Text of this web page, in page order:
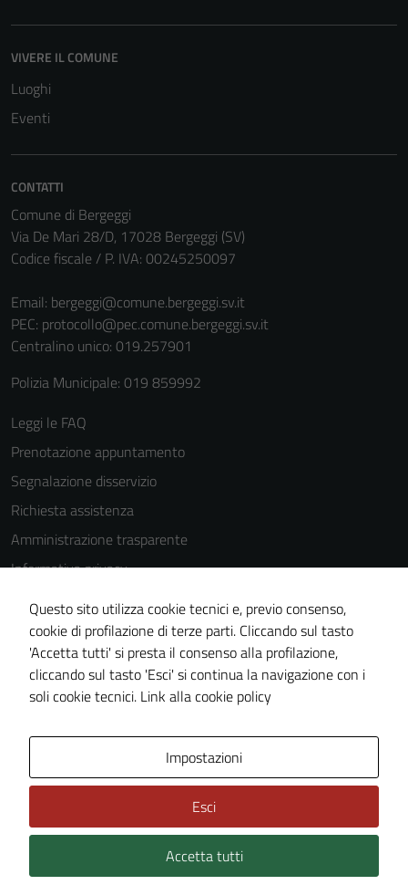
VIVERE IL COMUNE
Luoghi
Eventi
CONTATTI
Comune di Bergeggi
Via De Mari 28/D, 17028 Bergeggi (SV)
Codice fiscale / P. IVA: 00245250097
Email: bergeggi@comune.bergeggi.sv.it
PEC: protocollo@pec.comune.bergeggi.sv.it
Centralino unico: 019.257901
Polizia Municipale: 019 859992
Leggi le FAQ
Prenotazione appuntamento
Segnalazione disservizio
Richiesta assistenza
Amministrazione trasparente
Informativa privacy
Cookie Policy
Note legali
Dichiarazione di accessibilità
Piano di miglioramento del sito
Technical Design s.r.l.
Questo sito utilizza cookie tecnici e, previo consenso,
cookie di profilazione di terze parti. Cliccando sul tasto
'Accetta tutti' si presta il consenso alla profilazione,
cliccando sul tasto 'Esci' si continua la navigazione con i
soli cookie tecnici. Link alla cookie policy
Impostazioni
Esci
Accetta tutti